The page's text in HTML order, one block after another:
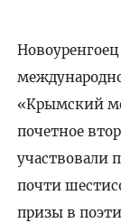
«Крымский
почетное
участвовали
почти
призы в